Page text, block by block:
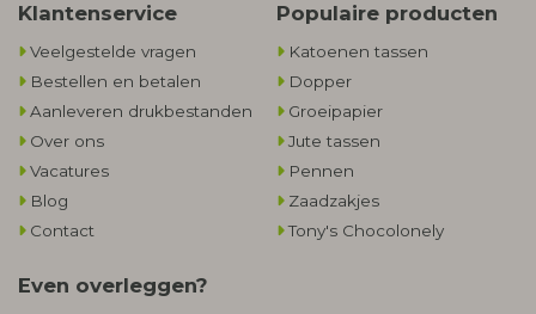
Klantenservice
Veelgestelde vragen
Bestellen en betalen
Aanleveren drukbestanden
Over ons
Vacatures
Blog
Contact
Populaire producten
Katoenen tassen
Dopper
Groeipapier
Jute tassen
Pennen
Zaadzakjes
Tony's Chocolonely
Even overleggen?